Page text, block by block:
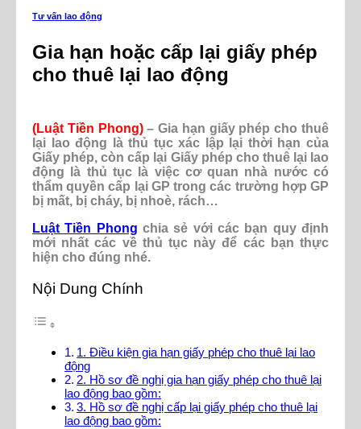
Tư vấn lao động
Gia hạn hoặc cấp lại giấy phép
cho thuê lại lao động
(Luật Tiền Phong) – Gia hạn giấy phép cho thuê
lại lao động là thủ tục xác lập lại thời hạn của
Giấy phép, còn cấp lại Giấy phép cho thuê lại lao
động là thủ tục là việc cơ quan nhà nước có
thẩm quyền cấp lại GP trong các trường hợp GP
bị mất, bị cháy, bị nhoè, rách…
Luật Tiền Phong chia sẻ với các bạn quy định
mới nhất các về thủ tục này để các bạn thực
hiện cho đúng nhé.
Nội Dung Chính
1. Điều kiện gia hạn giấy phép cho thuê lại lao
động
2. Hồ sơ đề nghị gia hạn giấy phép cho thuê lại
lao động bao gồm:
3. Hồ sơ đề nghị cấp lại giấy phép cho thuê lại
lao động bao gồm: